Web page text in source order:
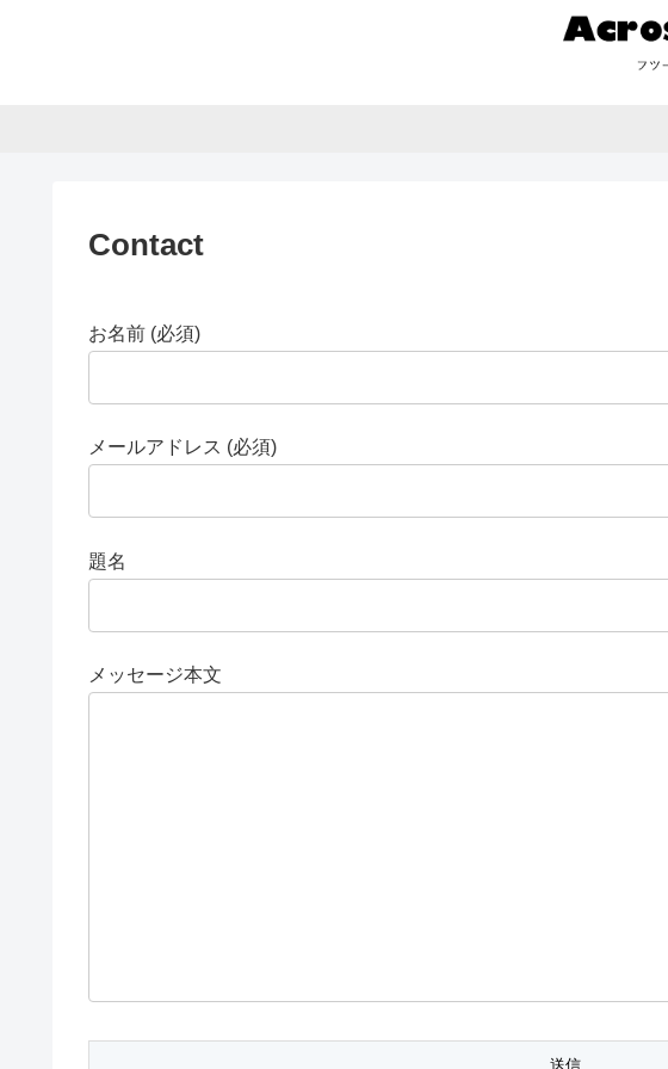
Contact
お名前 (必須)
メールアドレス (必須)
題名
メッセージ本文